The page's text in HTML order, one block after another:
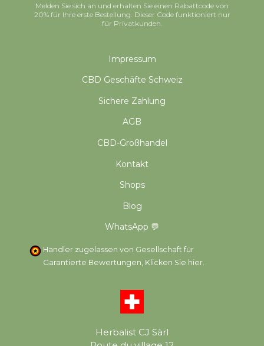
Herbalist CJ Sàrl
Impressum
CBD Geschäfte Schweiz
Sichere Zahlung
AGB
CBD-Großhandel
Kontakt
Shops
Blog
WhatsApp 💬
Händler zugelassen von Gesellschaft für
Garantierte Bewertungen, Klicken Sie hier.
Melden Sie sich an und erhalten Sie einen Rabattcode von
20% für Ihre erste Bestellung. Dieser Code funktioniert nur
für Privatkunden.